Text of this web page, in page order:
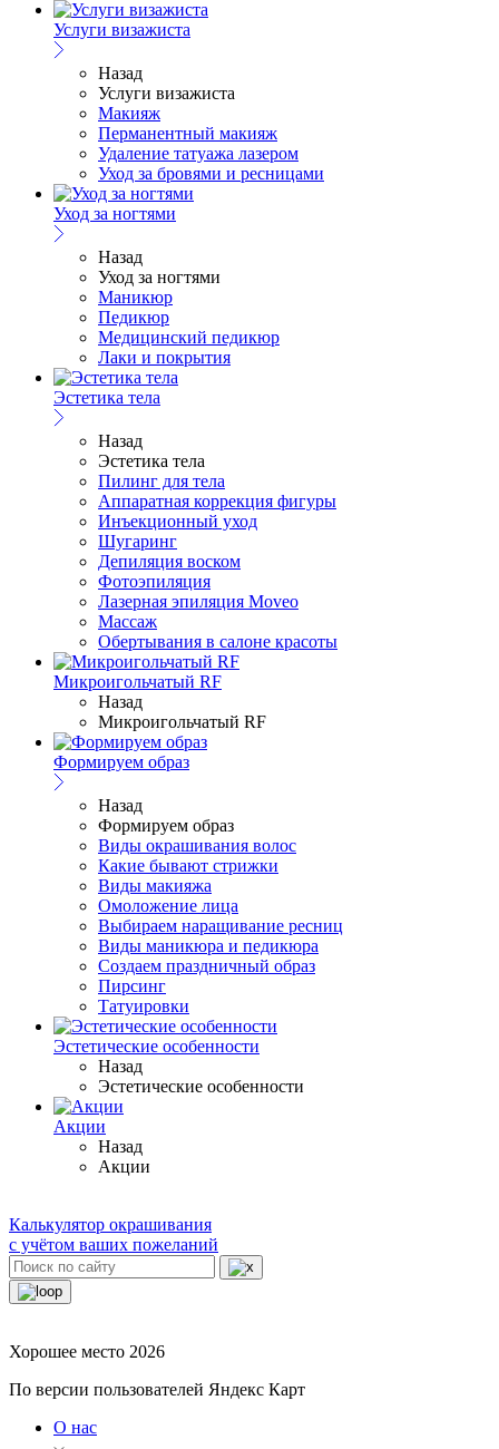
Услуги визажиста
Назад
Услуги визажиста
Макияж
Перманентный макияж
Удаление татуажа лазером
Уход за бровями и ресницами
Уход за ногтями
Назад
Уход за ногтями
Маникюр
Педикюр
Медицинский педикюр
Лаки и покрытия
Эстетика тела
Назад
Эстетика тела
Пилинг для тела
Аппаратная коррекция фигуры
Инъекционный уход
Шугаринг
Депиляция воском
Фотоэпиляция
Лазерная эпиляция Moveo
Массаж
Обертывания в салоне красоты
Микроигольчатый RF
Назад
Микроигольчатый RF
Формируем образ
Назад
Формируем образ
Виды окрашивания волос
Какие бывают стрижки
Виды макияжа
Омоложение лица
Выбираем наращивание ресниц
Виды маникюра и педикюра
Создаем праздничный образ
Пирсинг
Татуировки
Эстетические особенности
Назад
Эстетические особенности
Акции
Назад
Акции
Калькулятор окрашивания
с учётом ваших пожеланий
Хорошее место 2026
По версии пользователей Яндекс Карт
О нас